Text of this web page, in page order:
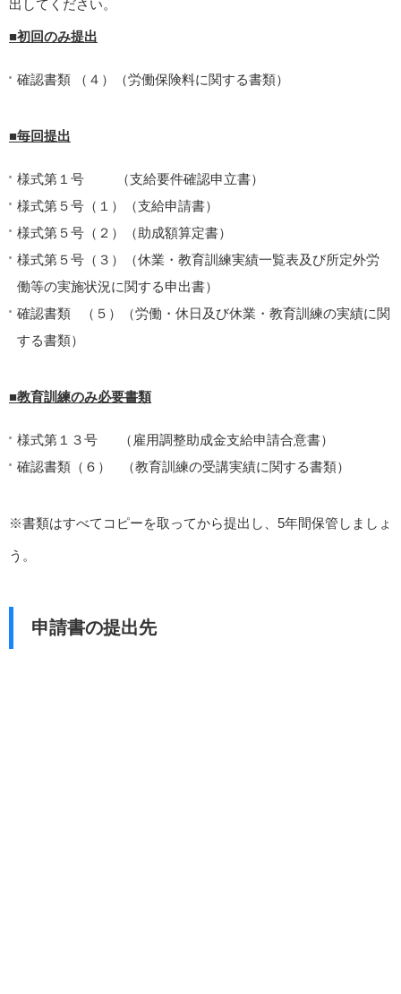
出してください。
■初回のみ提出
確認書類 （４）（労働保険料に関する書類）
■毎回提出
様式第１号 （支給要件確認申立書）
様式第５号（１）（支給申請書）
様式第５号（２）（助成額算定書）
様式第５号（３）（休業・教育訓練実績一覧表及び所定外労
働等の実施状況に関する申出書）
確認書類 （５）（労働・休日及び休業・教育訓練の実績に関
する書類）
■教育訓練のみ必要書類
様式第１３号 （雇用調整助成金支給申請合意書）
確認書類（６） （教育訓練の受講実績に関する書類）
※書類はすべてコピーを取ってから提出し、5年間保管しましょ
う。
申請書の提出先